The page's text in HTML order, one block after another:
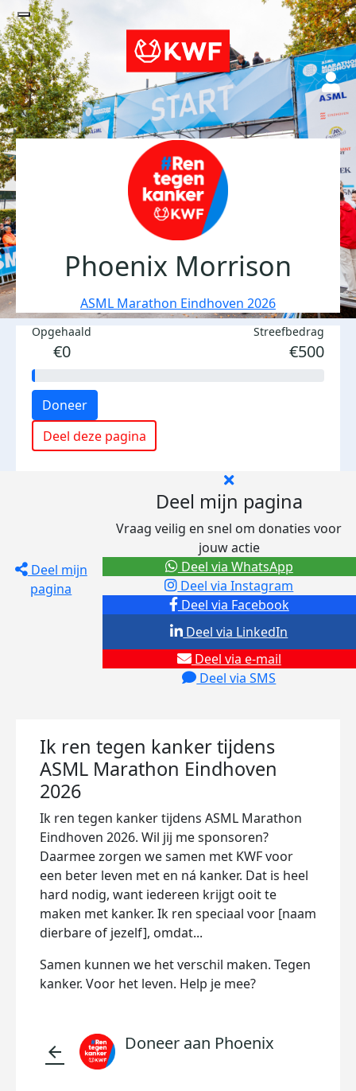
Phoenix Morrison
ASML Marathon Eindhoven 2026
Opgehaald
€0
Streefbedrag
€500
Doneer
Deel deze pagina
Deel mijn
pagina
Deel mijn pagina
Vraag veilig en snel om donaties voor
jouw actie
Deel via Facebook
Deel via Instagram
Deel via e-mail
Deel via SMS
Deel via LinkedIn
Deel via WhatsApp
Ik ren tegen kanker tijdens
ASML Marathon Eindhoven
2026
Ik ren tegen kanker tijdens ASML Marathon
Eindhoven 2026. Wil jij me sponsoren?
Daarmee zorgen we samen met KWF voor
een beter leven met en ná kanker. Dat is heel
hard nodig, want iedereen krijgt ooit te
maken met kanker. Ik ren speciaal voor [naam
dierbare of jezelf], omdat...
Samen kunnen we het verschil maken. Tegen
kanker. Voor het leven. Help je mee?
arrow_back Doneer aan Phoenix